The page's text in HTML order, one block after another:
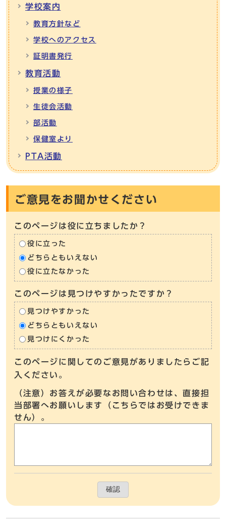
学校案内
教育方針など
学校へのアクセス
証明書発行
教育活動
授業の様子
生徒会活動
部活動
保健室より
PTA活動
ご意見をお聞かせください
このページは役に立ちましたか？
役に立った
どちらともいえない
役に立たなかった
このページは見つけやすかったですか？
見つけやすかった
どちらともいえない
見つけにくかった
このページに関してのご意見がありましたらご記
入ください。
（注意）お答えが必要なお問い合わせは、直接担
当部署へお願いします（こちらではお受けできま
せん）。
確認